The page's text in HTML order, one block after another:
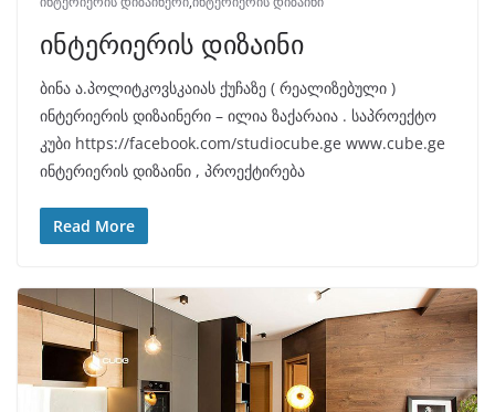
ინტერიერის დიზაინი
ბინა ა.პოლიტკოვსკაიას ქუჩაზე ( რეალიზებული )
ინტერიერის დიზაინერი – ილია ზაქარაია . საპროექტო
კუბი https://facebook.com/studiocube.ge www.cube.ge
ინტერიერის დიზაინი , პროექტირება
Read More